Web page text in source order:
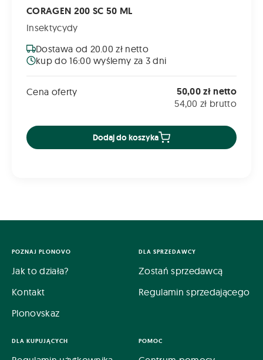
CORAGEN 200 SC 50 ML
Insektycydy
Dostawa od 20.00 zł netto
kup do 16:00 wyślemy za 3 dni
Cena oferty 50,00 zł netto
54,00 zł brutto
Dodaj do koszyka
POZNAJ PLONOVO
Jak to działa?
Kontakt
Plonovskaz
DLA SPRZEDAWCY
Zostań sprzedawcą
Regulamin sprzedającego
DLA KUPUJĄCYCH POMOC